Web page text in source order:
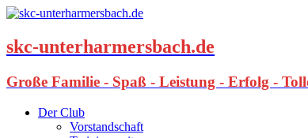
skc-unterharmersbach.de
Große Familie - Spaß - Leistung - Erfolg -
Der Club
Vorstandschaft